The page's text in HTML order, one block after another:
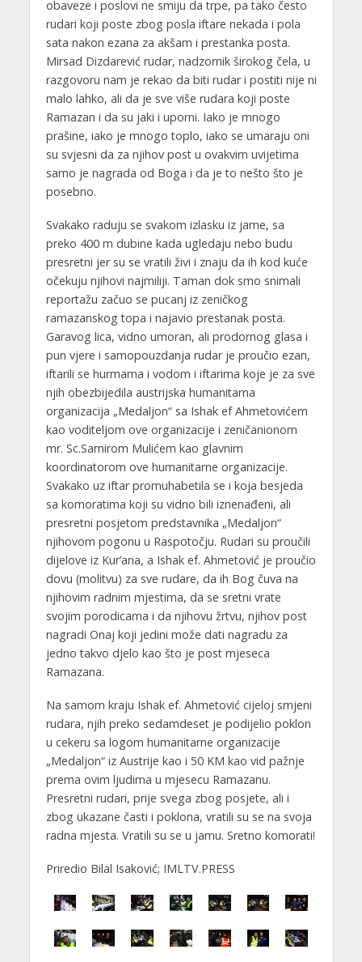
obaveze i poslovi ne smiju da trpe, pa tako često
rudari koji poste zbog posla iftare nekada i pola
sata nakon ezana za akšam i prestanka posta.
Mirsad Dizdarević rudar, nadzornik širokog čela, u
razgovoru nam je rekao da biti rudar i postiti nije ni
malo lahko, ali da je sve više rudara koji poste
Ramazan i da su jaki i uporni. Iako je mnogo
prašine, iako je mnogo toplo, iako se umaraju oni
su svjesni da za njihov post u ovakvim uvijetima
samo je nagrada od Boga i da je to nešto što je
posebno.
Svakako raduju se svakom izlasku iz jame, sa
preko 400 m dubine kada ugledaju nebo budu
presretni jer su se vratili živi i znaju da ih kod kuće
očekuju njihovi najmiliji. Taman dok smo snimali
reportažu začuo se pucanj iz zeničkog
ramazanskog topa i najavio prestanak posta.
Garavog lica, vidno umoran, ali prodornog glasa i
pun vjere i samopouzdanja rudar je proučio ezan,
iftarili se hurmama i vodom i iftarima koje je za sve
njih obezbijedila austrijska humanitarna
organizacija „Medaljon“ sa Ishak ef Ahmetovićem
kao voditeljom ove organizacije i zeničanionom
mr. Sc.Samirom Mulićem kao glavnim
koordinatorom ove humanitarne organizacije.
Svakako uz iftar promuhabetila se i koja besjeda
sa komoratima koji su vidno bili iznenađeni, ali
presretni posjetom predstavnika „Medaljon“
njihovom pogonu u Raspotočju. Rudari su proučili
dijelove iz Kur’ana, a Ishak ef. Ahmetović je proučio
dovu (molitvu) za sve rudare, da ih Bog čuva na
njihovim radnim mjestima, da se sretni vrate
svojim porodicama i da njihovu žrtvu, njihov post
nagradi Onaj koji jedini može dati nagradu za
jedno takvo djelo kao što je post mjeseca
Ramazana.
Na samom kraju Ishak ef. Ahmetović cijeloj smjeni
rudara, njih preko sedamdeset je podijelio poklon
u cekeru sa logom humanitarne organizacije
„Medaljon“ iz Austrije kao i 50 KM kao vid pažnje
prema ovim ljudima u mjesecu Ramazanu.
Presretni rudari, prije svega zbog posjete, ali i
zbog ukazane časti i poklona, vratili su se na svoja
radna mjesta. Vratili su se u jamu. Sretno komorati!
Priredio Bilal Isaković; IMLTV.PRESS